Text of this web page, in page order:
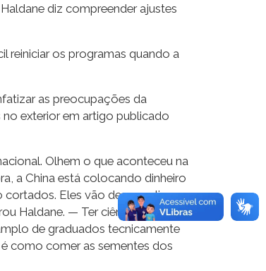
diz compreender ajustes
reiniciar os programas quando a
as preocupações da
exterior em artigo publicado
Olhem o que aconteceu na
a China está colocando dinheiro
cortados. Eles vão desmoralizar
Haldane. — Ter ciência básica de
de graduados tecnicamente
como comer as sementes dos